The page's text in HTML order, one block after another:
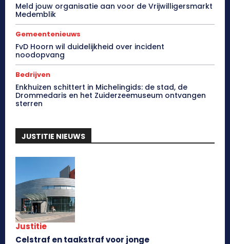
Meld jouw organisatie aan voor de Vrijwilligersmarkt
Medemblik
Gemeentenieuws
FvD Hoorn wil duidelijkheid over incident
noodopvang
Bedrijven
Enkhuizen schittert in Michelingids: de stad, de
Drommedaris en het Zuiderzeemuseum ontvangen
sterren
JUSTITIE NIEUWS
Justitie
Celstraf en taakstraf voor jonge